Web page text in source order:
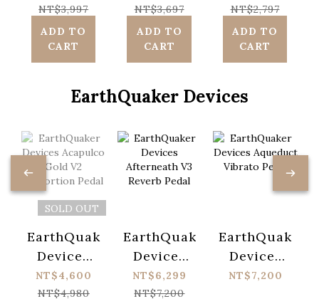
Bundle
NT$3,997
ADD TO
CART
Bundle
NT$3,697
ADD TO
CART
NT$2,797
ADD TO
CART
EarthQuaker Devices
SOLD OUT
EarthQuaker
Devices
Acapulco
Gold V2
NT$4,600
NT$4,980
EarthQuaker
Devices
Afterneath
V3 Reverb
NT$6,299
NT$7,200
EarthQuaker
Devices
Aqueduct
NT$7,200